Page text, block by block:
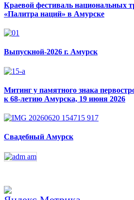
Краевой фестиваль национальных
«Палитра наций» в Амурске
Выпускной-2026 г. Амурск
Митинг у памятного знака
к 68-летию Амурска, 19 июня 2026
Свадебный Амурск